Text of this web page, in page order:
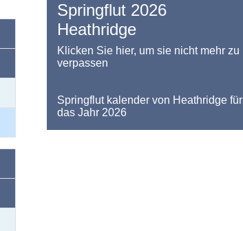
Springflut 2026
Heathridge
Klicken Sie hier, um sie nicht mehr zu
verpassen
Springflut kalender von Heathridge für
das Jahr 2026